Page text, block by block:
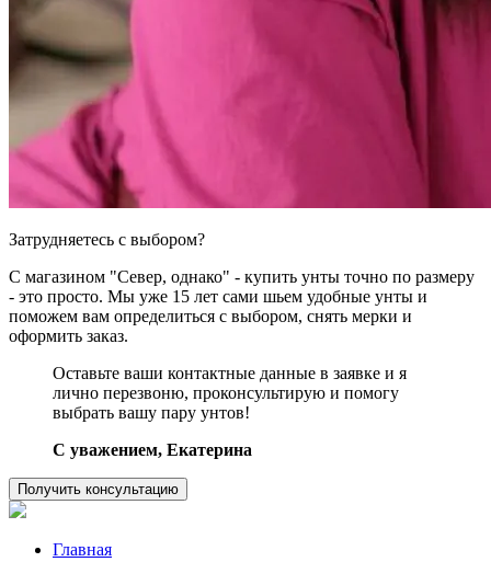
Затрудняетесь с выбором?
С магазином "Север, однако" - купить унты точно по размеру
- это просто. Мы уже 15 лет сами шьем удобные унты и
поможем вам определиться с выбором, снять мерки и
оформить заказ.
Оставьте ваши контактные данные в заявке и я
лично перезвоню, проконсультирую и помогу
выбрать вашу пару унтов!
C уважением, Екатерина
Получить консультацию
Главная